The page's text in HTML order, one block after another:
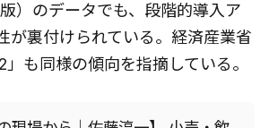
）のデータでも、段階的導入ア
が裏付けられている。経済産業省
」も同様の傾向を指摘している。